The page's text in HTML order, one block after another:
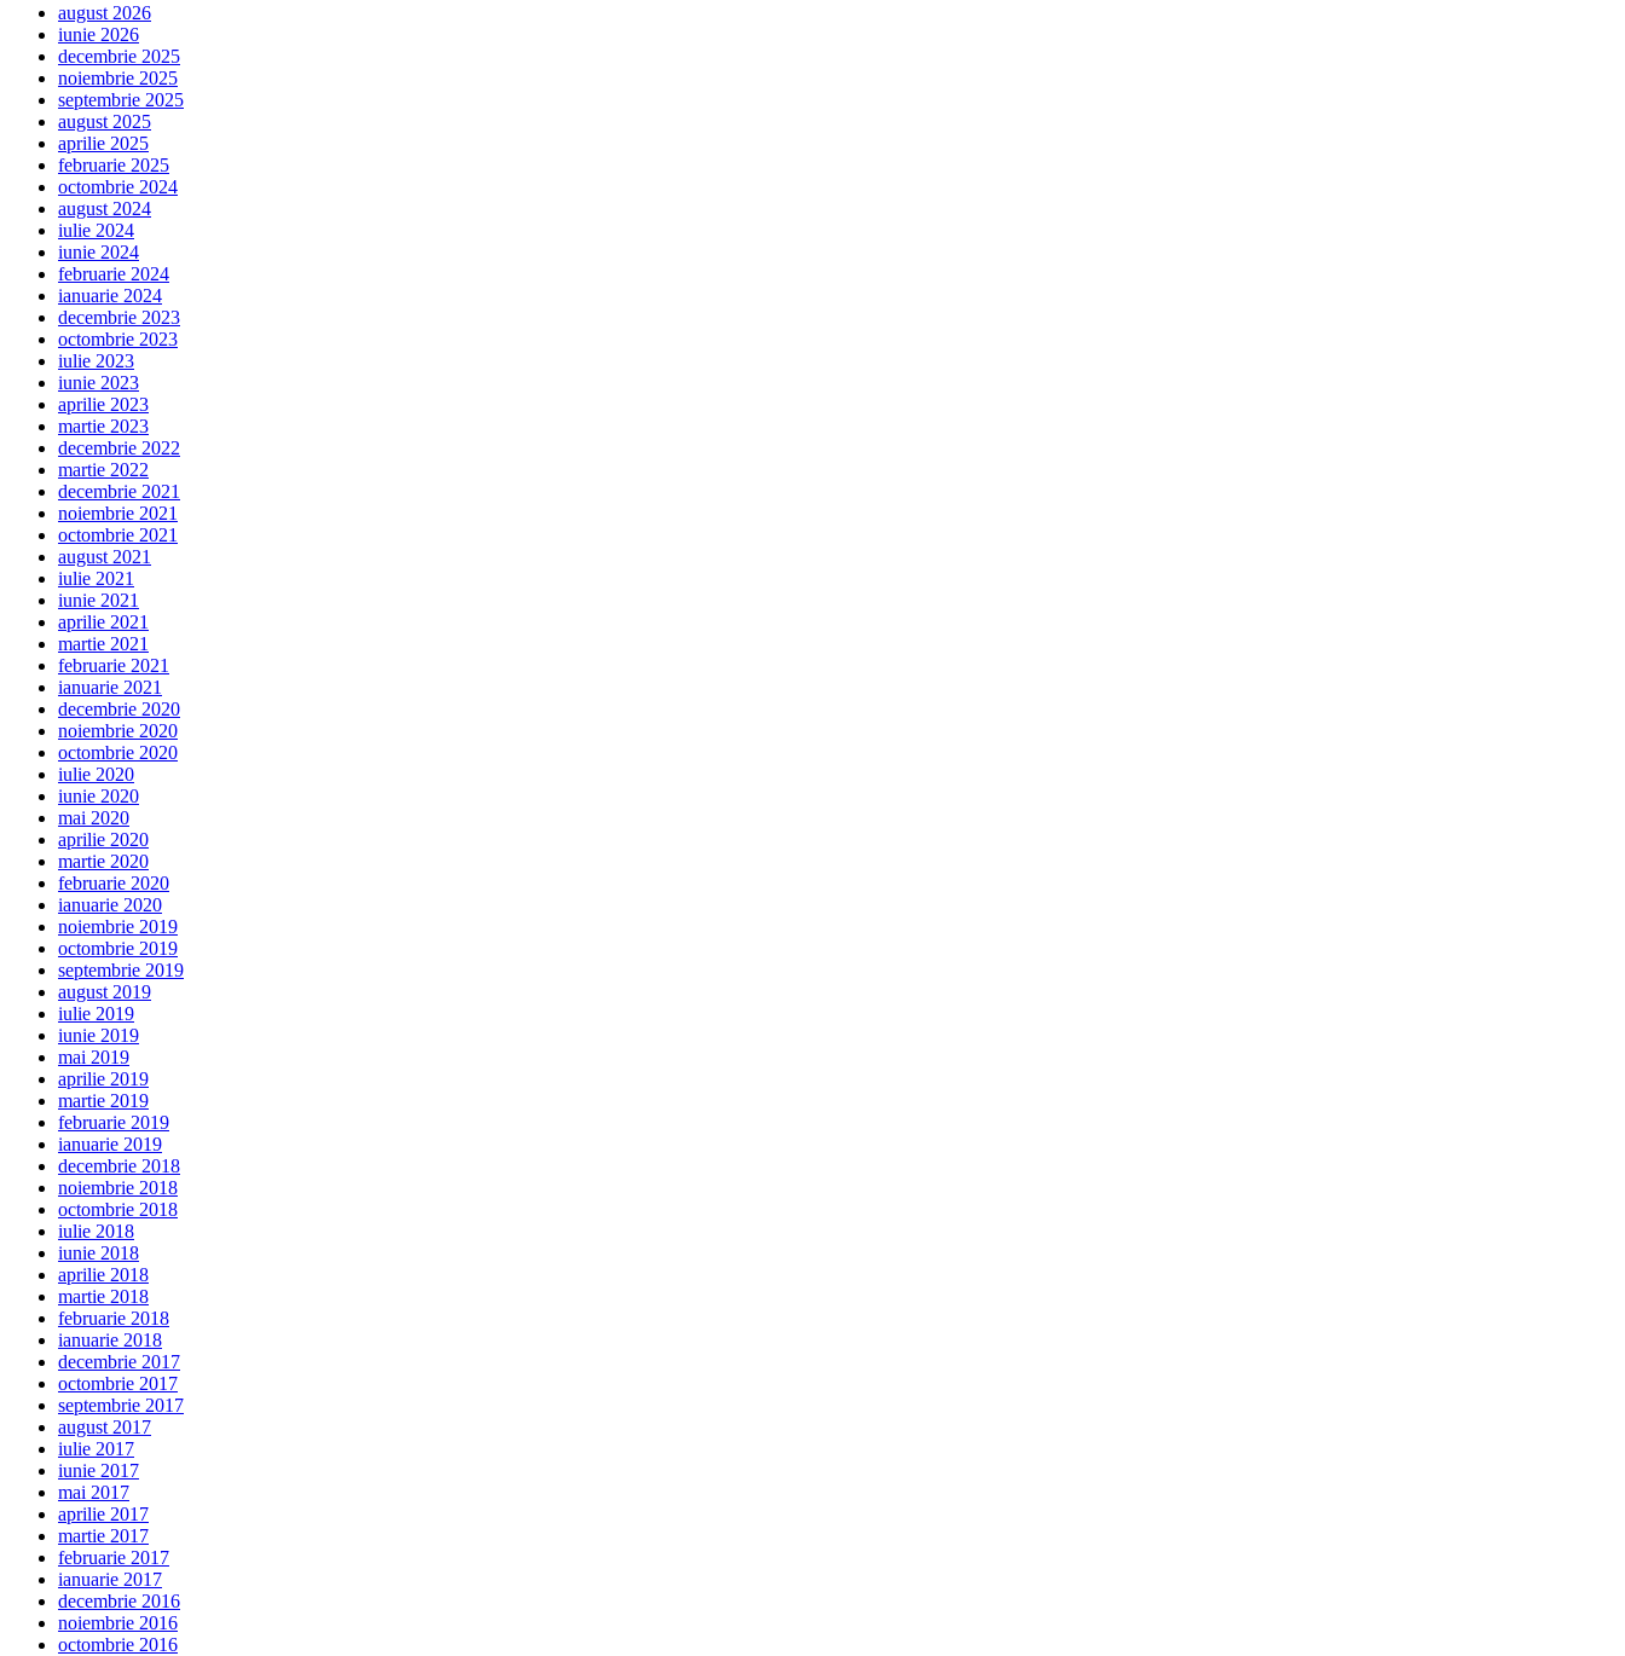
august 2026
iunie 2026
decembrie 2025
noiembrie 2025
septembrie 2025
august 2025
aprilie 2025
februarie 2025
octombrie 2024
august 2024
iulie 2024
iunie 2024
februarie 2024
ianuarie 2024
decembrie 2023
octombrie 2023
iulie 2023
iunie 2023
aprilie 2023
martie 2023
decembrie 2022
martie 2022
decembrie 2021
noiembrie 2021
octombrie 2021
august 2021
iulie 2021
iunie 2021
aprilie 2021
martie 2021
februarie 2021
ianuarie 2021
decembrie 2020
noiembrie 2020
octombrie 2020
iulie 2020
iunie 2020
mai 2020
aprilie 2020
martie 2020
februarie 2020
ianuarie 2020
noiembrie 2019
octombrie 2019
septembrie 2019
august 2019
iulie 2019
iunie 2019
mai 2019
aprilie 2019
martie 2019
februarie 2019
ianuarie 2019
decembrie 2018
noiembrie 2018
octombrie 2018
iulie 2018
iunie 2018
aprilie 2018
martie 2018
februarie 2018
ianuarie 2018
decembrie 2017
octombrie 2017
septembrie 2017
august 2017
iulie 2017
iunie 2017
mai 2017
aprilie 2017
martie 2017
februarie 2017
ianuarie 2017
decembrie 2016
noiembrie 2016
octombrie 2016